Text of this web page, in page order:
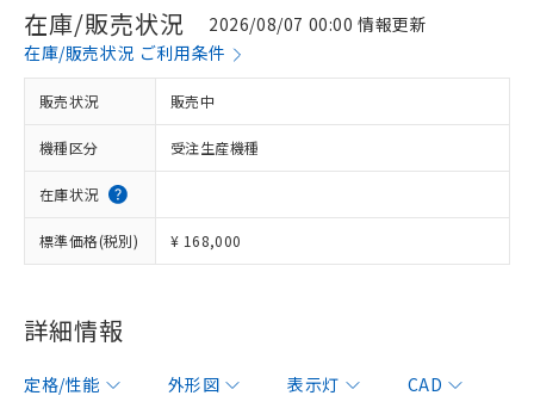
在庫/販売状況
2026/08/07 00:00 情報更新
在庫/販売状況 ご利用条件
販売状況 販売中
機種区分 受注生産機種
在庫状況
標準価格(税別) ¥ 168,000
詳細情報
定格/性能 外形図 表示灯
CAD